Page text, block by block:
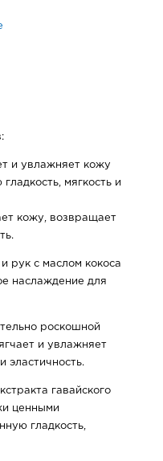
и увлажняет кожу
мягкость и
кожу, возвращает
рук с маслом кокоса
наслаждение для
роскошной
и увлажняет
эластичность.
гавайского
ценными
гладкость,